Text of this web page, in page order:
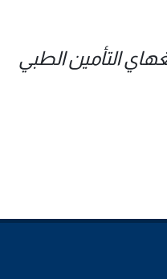
التأمين الطبي